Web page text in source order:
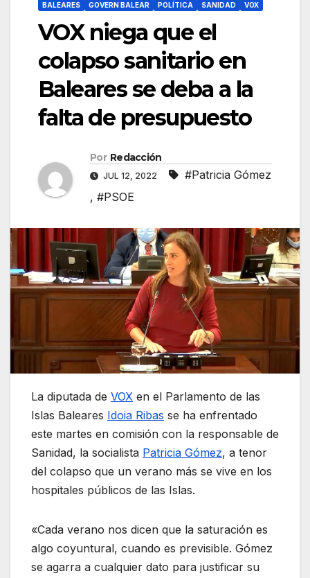
BALEARES GOVERN BALEAR POLÍTICA SANIDAD VOX
VOX niega que el
colapso sanitario en
Baleares se deba a la
falta de presupuesto
Por Redacción
JUL 12, 2022
#Patricia Gómez
, #PSOE
La diputada de VOX en el Parlamento de las
Islas Baleares Idoia Ribas se ha enfrentado
este martes en comisión con la responsable de
Sanidad, la socialista Patricia Gómez, a tenor
del colapso que un verano más se vive en los
hospitales públicos de las Islas.
«Cada verano nos dicen que la saturación es
algo coyuntural, cuando es previsible. Gómez
se agarra a cualquier dato para justificar su